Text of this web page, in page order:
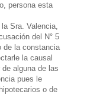
persona esta
Sra. Valencia,
del N° 5
de la constancia
la causal
alguna de las
pues le
o de